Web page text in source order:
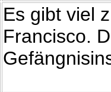
Es gibt viel
Francisco.